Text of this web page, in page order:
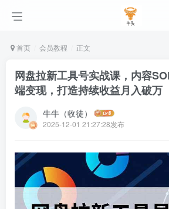
首页 会员教程 正文
网盘拉新工具号实战课，内容
端变现，打造持续收益月入破万
牛牛（收徒）
2025-12-01 21:27:28发布